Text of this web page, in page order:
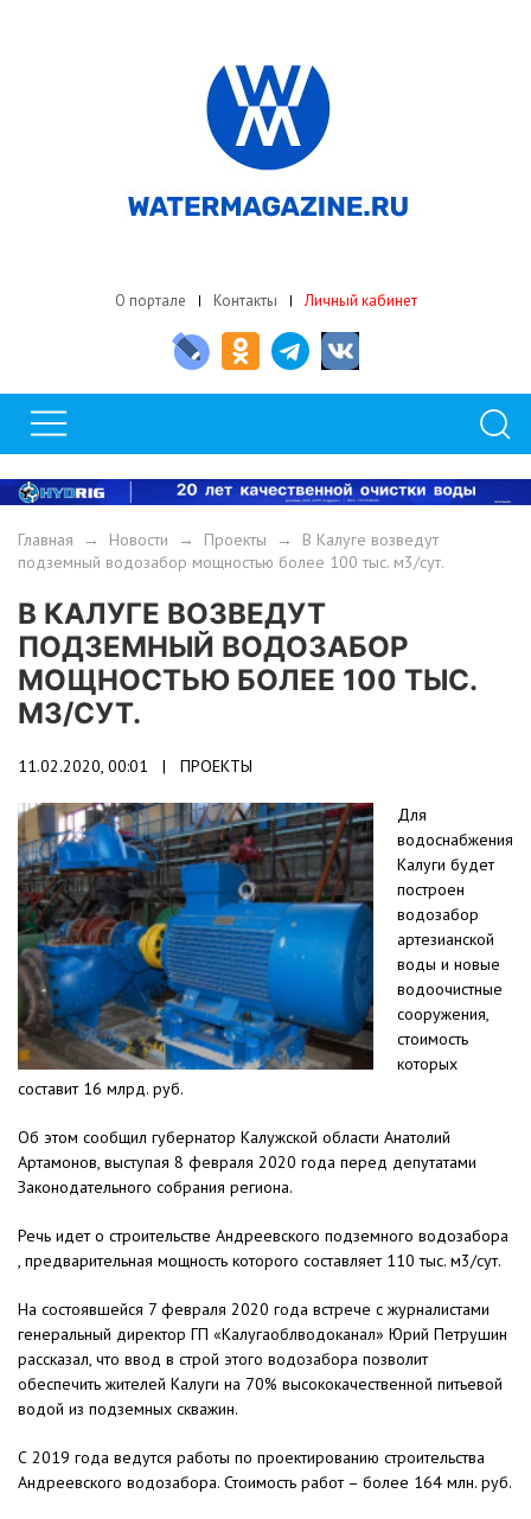
О портале Контакты Личный кабинет
Главная → Новости → Проекты → В Калуге возведут
подземный водозабор мощностью более 100 тыс. м3/сут.
В КАЛУГЕ ВОЗВЕДУТ
ПОДЗЕМНЫЙ ВОДОЗАБОР
МОЩНОСТЬЮ БОЛЕЕ 100 ТЫС.
М3/СУТ.
11.02.2020, 00:01 | ПРОЕКТЫ
Для
водоснабжения
Калуги будет
построен
водозабор
артезианской
воды и новые
водоочистные
сооружения,
стоимость
которых
составит 16 млрд. руб.
Об этом сообщил губернатор Калужской области Анатолий
Артамонов, выступая 8 февраля 2020 года перед депутатами
Законодательного собрания региона.
Речь идет о строительстве Андреевского подземного водозабора
, предварительная мощность которого составляет 110 тыс. м3/сут.
На состоявшейся 7 февраля 2020 года встрече с журналистами
генеральный директор ГП «Калугаоблводоканал» Юрий Петрушин
рассказал, что ввод в строй этого водозабора позволит
обеспечить жителей Калуги на 70% высококачественной питьевой
водой из подземных скважин.
С 2019 года ведутся работы по проектированию строительства
Андреевского водозабора. Стоимость работ – более 164 млн. руб.